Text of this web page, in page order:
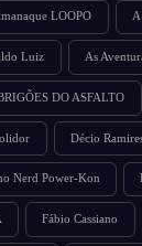
LOOPO A
Luiz As
DO ASFALTO
Décio
Nerd Power-Kon
Fábio Cassiano